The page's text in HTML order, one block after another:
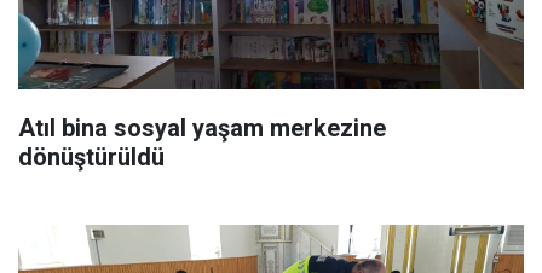
Atıl bina sosyal yaşam merkezine
dönüştürüldü